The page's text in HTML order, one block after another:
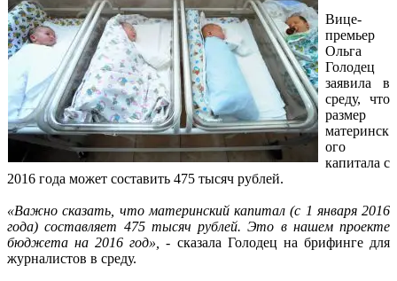
Вице-
премьер
Ольга
Голодец
заявила в
среду, что
размер
материнск
ого
капитала с
2016 года может составить 475 тысяч рублей.
«Важно сказать, что материнский капитал (с 1 января 2016
года) составляет 475 тысяч рублей. Это в нашем проекте
бюджета на 2016 год»,
- сказала Голодец на брифинге для
журналистов в среду.